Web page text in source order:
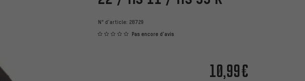
N° d'article: 28729
Pas encore d'avis
10,99€